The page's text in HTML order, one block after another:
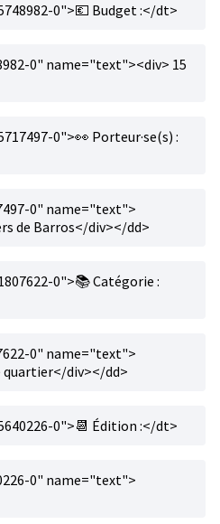
0">💶 Budget :</dt>
0" name="text"><div> 15
0">👀 Porteur·se(s) :
0" name="text">
de Barros</div></dd>
0">📚 Catégorie :
0" name="text">
quartier</div></dd>
0">📆 Édition :</dt>
0" name="text">